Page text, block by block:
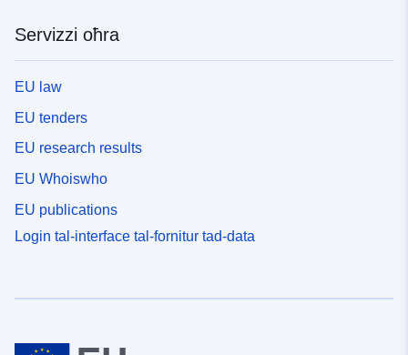
Servizzi oħra
EU law
EU tenders
EU research results
EU Whoiswho
EU publications
Login tal-interface tal-fornitur tad-data